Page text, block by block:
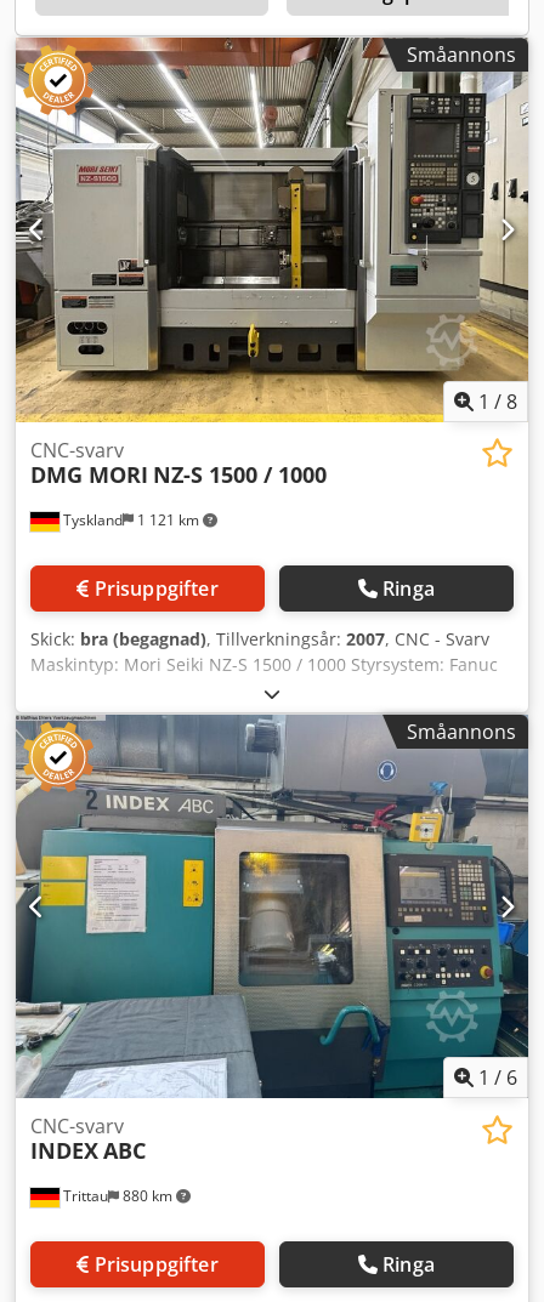
Småannons
1 /8
Tyskland 1 121 km
CNC-svarv
DMG MORI NZ-S 1500 / 1000
Prisuppgifter Ringa
Skick: bra (begagnad), Tillverkningsår: 2007, CNC - Svarv
Maskintyp: Mori Seiki NZ-S 1500 / 1000 Styrsystem: Fanuc
MSC-701 Årsmodell: 2007 TEKNISKA DATA Max svarvlängd:
1 055 mm Svarvdiameter: 120 mm Max svarv-Ø över bädd:
285 mm Snabbtransport (X/Z): 20 m/min Huvudspindel
Max varvtal: 3 500 varv/min Drivkraft: 7,5 / 5,5 kW
Stånggenomgång: 43 mm Spindelnos: A2-6 Antal revolvrar:
2 Verktygsplatser: 6 + 6 Verktygshållare: Capto Cjdpezinn
Eofx Algoha Dubbdocka Pinoldiameter: 85 mm Pinol: MK 4
Pinolslag: 70 mm Dubbdockans tvärjustering: 520 mm
Följare: hydraulisk Följare: SMW SLU-1-Z Utrustning
Spånavskiljare Kylmedelspump Verktygsmätning
Småannons
1 / 6
Trittau 880 km
CNC-svarv
INDEXABC
Prisuppgifter Ringa